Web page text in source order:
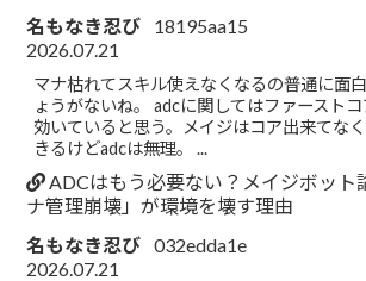
名もなき忍び
18195aa15
2026.07.21
マナ枯れてスキル使えなくなるの普通に面
ょうがないね。 adcに関してはファースト
効いていると思う。メイジはコア出来てな
きるけどadcは無理。 ...
ADCはもう必要ない？メイジボット
ナ管理崩壊」が環境を壊す理由
名もなき忍び 032edda1e
2026.07.21